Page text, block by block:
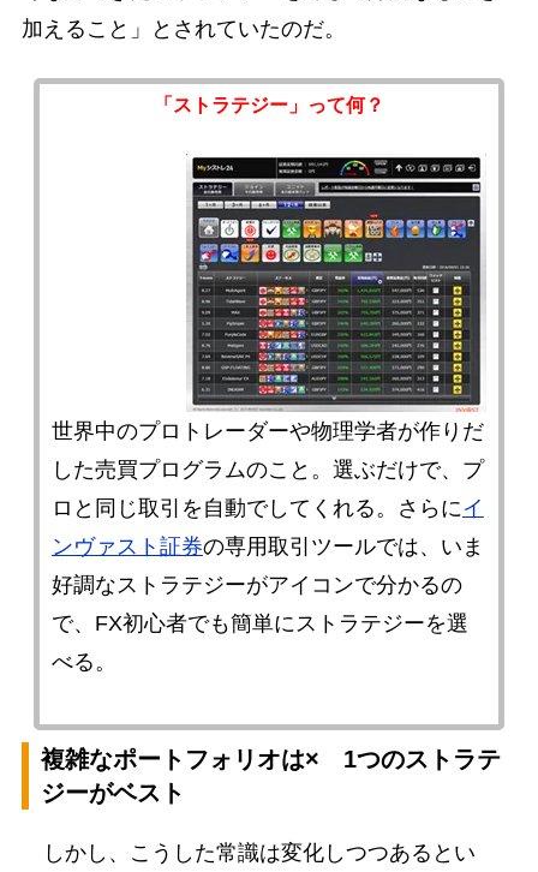
加えること」とされていたのだ。
「ストラテジー」って何？
世界中のプロトレーダーや物理学者が作りだ
した売買プログラムのこと。選ぶだけで、プ
ロと同じ取引を自動でしてくれる。さらにイ
ンヴァスト証券の専用取引ツールでは、いま
好調なストラテジーがアイコンで分かるの
で、FX初心者でも簡単にストラテジーを選
べる。
複雑なポートフォリオは× 1つのストラテ
ジーがベスト
しかし、こうした常識は変化しつつあるとい